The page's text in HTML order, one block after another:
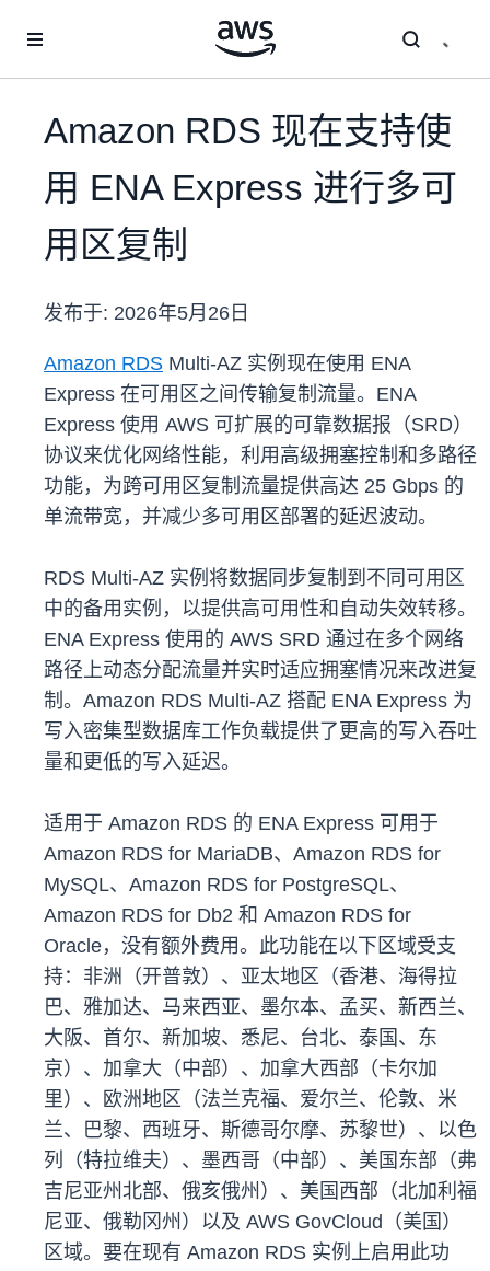
Amazon RDS 现在支持使
用 ENA Express 进行多可
用区复制
发布于: 2026年5月26日
Amazon RDS Multi-AZ 实例现在使用 ENA
Express 在可用区之间传输复制流量。ENA
Express 使用 AWS 可扩展的可靠数据报（SRD）
协议来优化网络性能，利用高级拥塞控制和多路径
功能，为跨可用区复制流量提供高达 25 Gbps 的
单流带宽，并减少多可用区部署的延迟波动。
RDS Multi-AZ 实例将数据同步复制到不同可用区
中的备用实例，以提供高可用性和自动失效转移。
ENA Express 使用的 AWS SRD 通过在多个网络
路径上动态分配流量并实时适应拥塞情况来改进复
制。Amazon RDS Multi-AZ 搭配 ENA Express 为
写入密集型数据库工作负载提供了更高的写入吞吐
量和更低的写入延迟。
适用于 Amazon RDS 的 ENA Express 可用于
Amazon RDS for MariaDB、Amazon RDS for
MySQL、Amazon RDS for PostgreSQL、
Amazon RDS for Db2 和 Amazon RDS for
Oracle，没有额外费用。此功能在以下区域受支
持：非洲（开普敦）、亚太地区（香港、海得拉
巴、雅加达、马来西亚、墨尔本、孟买、新西兰、
大阪、首尔、新加坡、悉尼、台北、泰国、东
京）、加拿大（中部）、加拿大西部（卡尔加
里）、欧洲地区（法兰克福、爱尔兰、伦敦、米
兰、巴黎、西班牙、斯德哥尔摩、苏黎世）、以色
列（特拉维夫）、墨西哥（中部）、美国东部（弗
吉尼亚州北部、俄亥俄州）、美国西部（北加利福
尼亚、俄勒冈州）以及 AWS GovCloud（美国）
区域。要在现有 Amazon RDS 实例上启用此功